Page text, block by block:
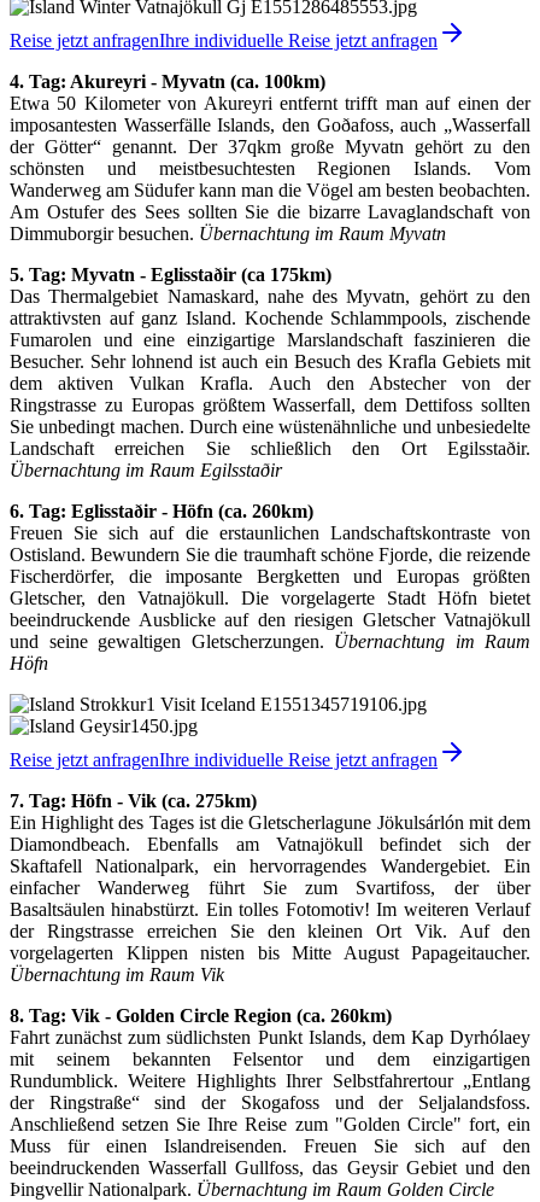
Reise jetzt anfragenIhre individuelle Reise jetzt anfragen
4. Tag: Akureyri - Myvatn (ca. 100km)
Etwa 50 Kilometer von Akureyri entfernt trifft man auf einen der
imposantesten Wasserfälle Islands, den Goðafoss, auch „Wasserfall
der Götter“ genannt. Der 37qkm große Myvatn gehört zu den
schönsten und meistbesuchtesten Regionen Islands. Vom
Wanderweg am Südufer kann man die Vögel am besten beobachten.
Am Ostufer des Sees sollten Sie die bizarre Lavaglandschaft von
Dimmuborgir besuchen. Übernachtung im Raum Myvatn
5. Tag: Myvatn - Eglisstaðir (ca 175km)
Das Thermalgebiet Namaskard, nahe des Myvatn, gehört zu den
attraktivsten auf ganz Island. Kochende Schlammpools, zischende
Fumarolen und eine einzigartige Marslandschaft faszinieren die
Besucher. Sehr lohnend ist auch ein Besuch des Krafla Gebiets mit
dem aktiven Vulkan Krafla. Auch den Abstecher von der
Ringstrasse zu Europas größtem Wasserfall, dem Dettifoss sollten
Sie unbedingt machen. Durch eine wüstenähnliche und unbesiedelte
Landschaft erreichen Sie schließlich den Ort Egilsstaðir.
Übernachtung im Raum Egilsstaðir
6. Tag: Eglisstaðir - Höfn (ca. 260km)
Freuen Sie sich auf die erstaunlichen Landschaftskontraste von
Ostisland. Bewundern Sie die traumhaft schöne Fjorde, die reizende
Fischerdörfer, die imposante Bergketten und Europas größten
Gletscher, den Vatnajökull. Die vorgelagerte Stadt Höfn bietet
beeindruckende Ausblicke auf den riesigen Gletscher Vatnajökull
und seine gewaltigen Gletscherzungen. Übernachtung im Raum
Höfn
Reise jetzt anfragenIhre individuelle Reise jetzt anfragen
7. Tag: Höfn - Vik (ca. 275km)
Ein Highlight des Tages ist die Gletscherlagune Jökulsárlón mit dem
Diamondbeach. Ebenfalls am Vatnajökull befindet sich der
Skaftafell Nationalpark, ein hervorragendes Wandergebiet. Ein
einfacher Wanderweg führt Sie zum Svartifoss, der über
Basaltsäulen hinabstürzt. Ein tolles Fotomotiv! Im weiteren Verlauf
der Ringstrasse erreichen Sie den kleinen Ort Vik. Auf den
vorgelagerten Klippen nisten bis Mitte August Papageitaucher.
Übernachtung im Raum Vik
8. Tag: Vik - Golden Circle Region (ca. 260km)
Fahrt zunächst zum südlichsten Punkt Islands, dem Kap Dyrhólaey
mit seinem bekannten Felsentor und dem einzigartigen
Rundumblick. Weitere Highlights Ihrer Selbstfahrertour „Entlang
der Ringstraße“ sind der Skogafoss und der Seljalandsfoss.
Anschließend setzen Sie Ihre Reise zum "Golden Circle" fort, ein
Muss für einen Islandreisenden. Freuen Sie sich auf den
beeindruckenden Wasserfall Gullfoss, das Geysir Gebiet und den
Þingvellir Nationalpark. Übernachtung im Raum Golden Circle